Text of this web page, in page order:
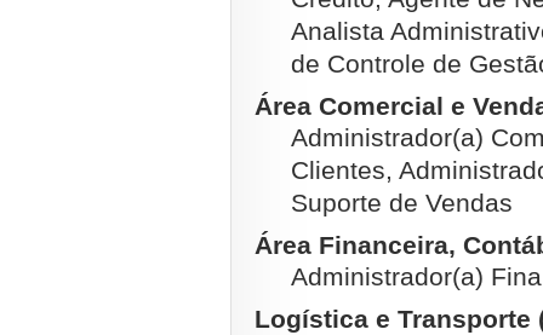
Analista
de Controle de
Área Comercial e
Administrador(a)
Clientes,
Suporte de Vendas
Área Financeira,
Administrador(a)
Logística e Transporte